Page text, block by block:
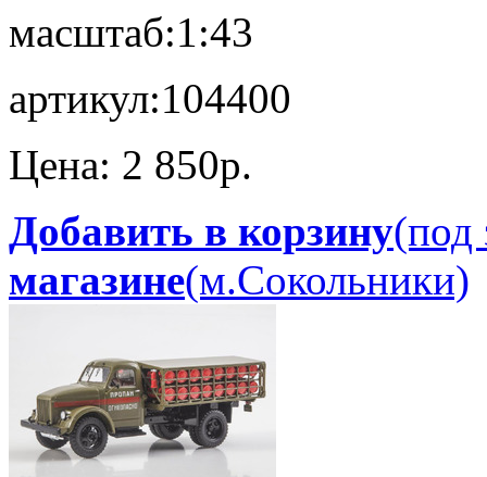
масштаб:1:43
артикул:104400
Цена: 2 850p.
Добавить в корзину(под
магазине(м.Сокольники)